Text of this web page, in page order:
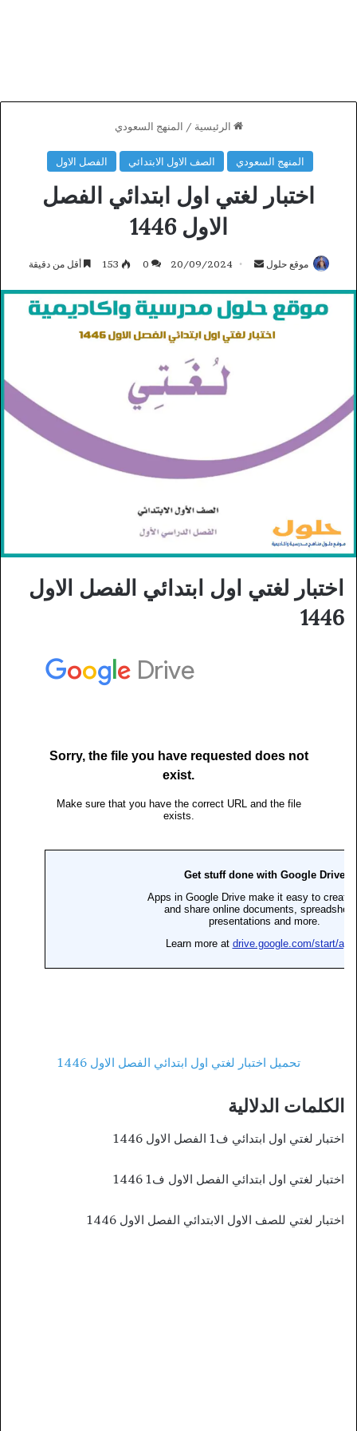
الرئيسية / المنهج السعودي
المنهج السعودي الصف الاول الابتدائي الفصل الاول
اختبار لغتي اول ابتدائي الفصل
الاول 1446
موقع حلول
أرسل
إلكترونيا
20/09/2024
0
153 أقل من دقيقة
اختبار لغتي اول ابتدائي الفصل الاول
1446
تحميل اختبار لغتي اول ابتدائي الفصل الاول 1446
الكلمات الدلالية
اختبار لغتي اول ابتدائي ف1 الفصل الاول 1446
اختبار لغتي اول ابتدائي الفصل الاول ف1 1446
اختبار لغتي للصف الاول الابتدائي الفصل الاول 1446